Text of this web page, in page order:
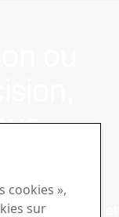
des certificats et
cookies »,
sur